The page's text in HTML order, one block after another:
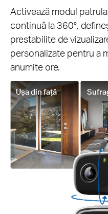
Activează modul
continuă la 360°,
prestabilite de
personalizate pentru a
anumite ore.
Ușa din față